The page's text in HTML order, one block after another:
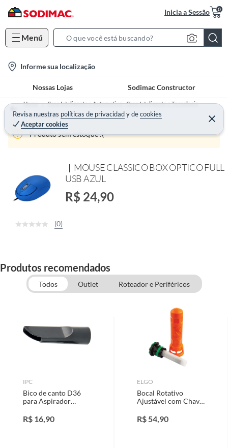
Inicia a Sessão 0
Menú
S
c
h
B
a
Informe sua localização
Nossas Lojas Sodimac Constructor
Revisa nuestras políticas de privacidadydecookies
Aceptar cookies
Home
Casa Inteligente e Automotivo - Casa Inteligente e Tecnologia
Informática
Produto sem estoque :(
MOUSE CLASSICO BOX OPTICO FULL
USB AZUL
R$ 24,90
(0)
Produtos recomendados
Todos Outlet Roteador e Periféricos
IPC
Bico de canto D36
para Aspirador
R$ 16,90
ELGO
Bocal Rotativo
Ajustável com Chave,
R$54,90